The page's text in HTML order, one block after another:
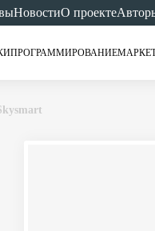
НовостиО проекте
ПРОГРАММИРОВАНИЕ